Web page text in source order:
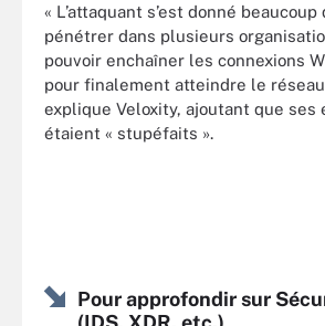
« L’attaquant s’est donné
pénétrer dans plusieurs
pouvoir enchaîner les connexions
pour finalement atteindre le
explique Veloxity, ajoutant que ses
étaient « stupéfaits ».
Pour approfondir sur